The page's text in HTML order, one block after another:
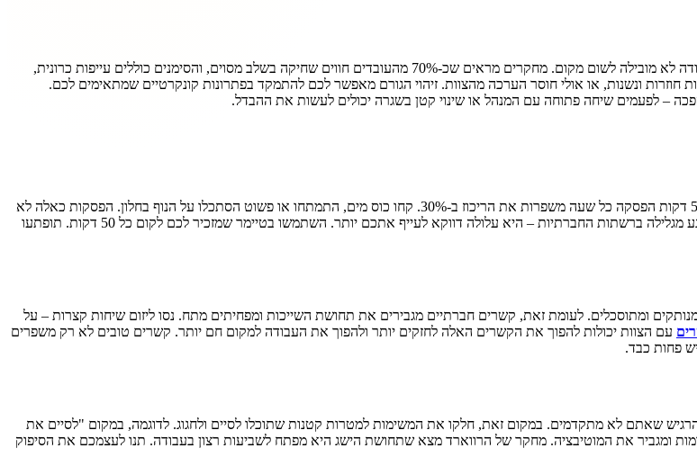
שחיקה לא מופיעה סתם כך. היא נובעת מעומס עבודה, חוסר תמיכה חברתית או תחושה שהעבודה לא מובילה לשום מקום. מחקרים מראים שכ-70% מהעובדים חווים שחיקה בשלב מסוים, והסימנים כוללים עייפות כרונית,
חוזרות ונשנות, או אולי חוסר הערכה מהצוות. זיהוי הגורם מאפשר לכם להתמקד בפתרונות קונקרטיים שמתאימים לכם.
– לפעמים שיחה פתוחה עם המנהל או שינוי קטן בשגרה יכולים לעשות את ההבדל.
המוח שלכם לא מסוגל לעבוד שעות ארוכות בלי הפסקה. מחקר של אוניברסיטת אילינוי מצא ש-5 דקות הפסקה כל שעה משפרות את הריכוז ב-30%. קחו כוס מים, התמתחו או פשוט הסתכלו על הנוף בחלון. הפסקות כאלה לא
רק מחזירות אנרגיה, אלא גם עוזרות לעבד מחשבות ולחזור למשימות עם ראש צלול. חשוב להימנע מגלילה ברשתות החברתיות – היא עלולה דווקא לעייף אתכם יותר. השתמשו בטיימר שמזכיר לכם לקום כל 50 דקות. תופתעו
ומתוסכלים. לעומת זאת, קשרים חברתיים מגבירים את תחושת השייכות ומפחיתים מתח. נסו ליזום שיחות קצרות – על
עם הצוות יכולות להפוך את הקשרים האלה לחזקים יותר ולהפוך את העבודה למקום חם יותר. קשרים טובים לא רק משפרים
פחות כבד.
שאתם לא מתקדמים. במקום זאת, חלקו את המשימות למטרות קטנות שתוכלו לסיים ולחגוג. לדוגמה, במקום "לסיים את
ומגביר את המוטיבציה. מחקר של הרווארד מצא שתחושת הישג היא מפתח לשביעות רצון בעבודה. תנו לעצמכם את הסיפוק